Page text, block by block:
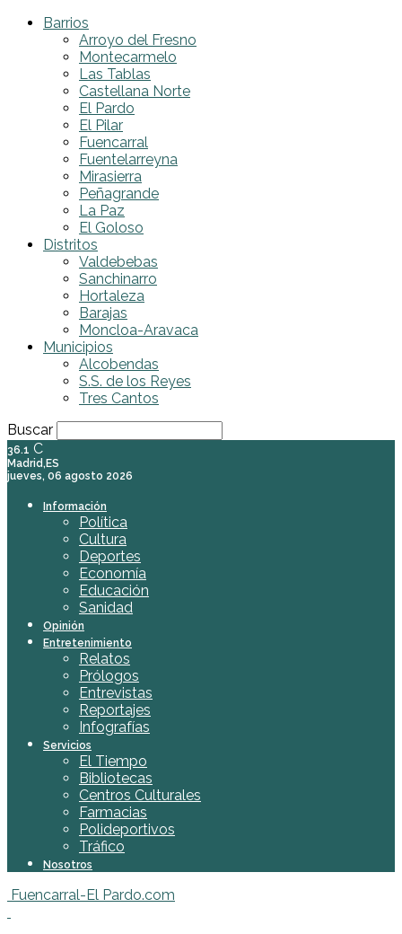
Barrios
Arroyo del Fresno
Montecarmelo
Las Tablas
Castellana Norte
El Pardo
El Pilar
Fuencarral
Fuentelarreyna
Mirasierra
Peñagrande
La Paz
El Goloso
Distritos
Valdebebas
Sanchinarro
Hortaleza
Barajas
Moncloa-Aravaca
Municipios
Alcobendas
S.S. de los Reyes
Tres Cantos
Buscar
36.1 C
Madrid,ES
jueves, 06 agosto 2026
Información
Política
Cultura
Deportes
Economía
Educación
Sanidad
Opinión
Entretenimiento
Relatos
Prólogos
Entrevistas
Reportajes
Infografías
Servicios
El Tiempo
Bibliotecas
Centros Culturales
Farmacias
Polideportivos
Tráfico
Nosotros
Fuencarral-El Pardo.com